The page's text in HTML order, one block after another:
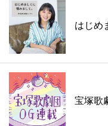
はじめ
宝塚歌